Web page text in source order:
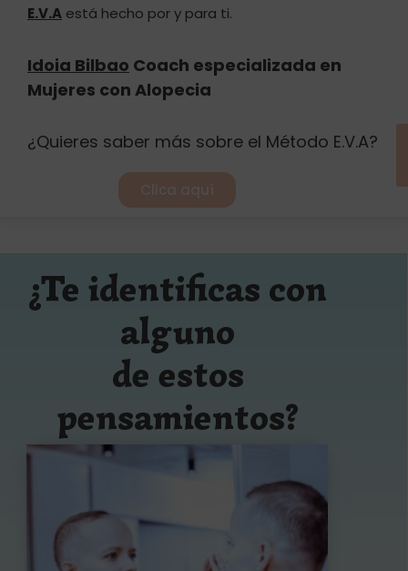
E.V.A está hecho por y para ti.
Idoia Bilbao Coach especializada en
Mujeres con Alopecia
¿Quieres saber más sobre el Método E.V.A?
Clica aquí
¿Te identificas con
alguno
de estos
pensamientos?